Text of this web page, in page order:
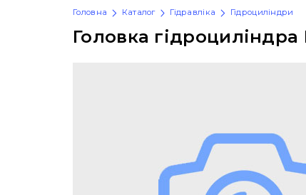
Головна Каталог Гідравліка Гідроциліндри
Головка